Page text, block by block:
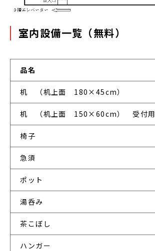
室内設備一覧（無料）
品名
机　（机上面　180×45cm）
机　（机上面　150×60cm）　受付用
椅子
急須
ポット
湯呑み
茶こぼし
ハンガー